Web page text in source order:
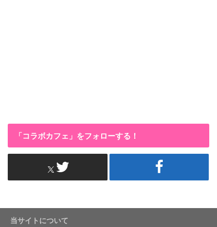
「コラボカフェ」をフォローする！
当サイトについて